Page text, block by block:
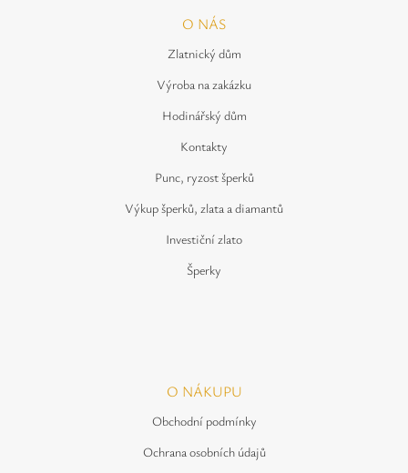
O NÁS
Zlatnický dům
Výroba na zakázku
Hodinářský dům
Kontakty
Punc, ryzost šperků
Výkup šperků, zlata a diamantů
Investiční zlato
Šperky
O NÁKUPU
Obchodní podmínky
Ochrana osobních údajů